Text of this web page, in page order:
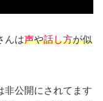
んは声や話し方が似
非公開にされてます